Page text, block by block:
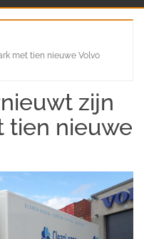
met tien nieuwe Volvo
zijn
tien nieuwe